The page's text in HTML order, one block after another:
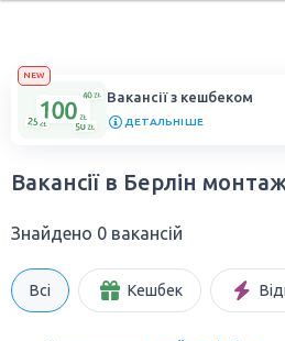
NEW
Вакансії з кешбеком
ДЕТАЛЬНІШЕ
Вакансії в Берлін
Знайдено 0 вакансій
Всі Кешбек